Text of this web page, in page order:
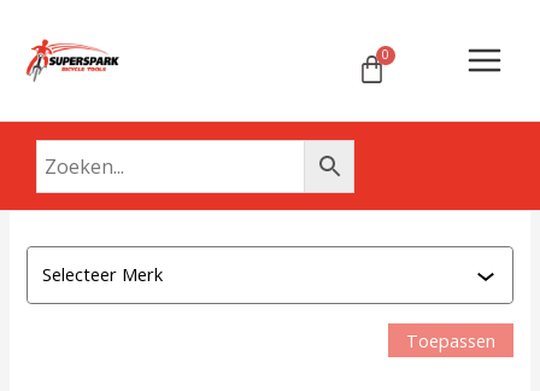
naar
Menu
e
Toepassen